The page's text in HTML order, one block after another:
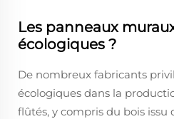
Les panneaux
écologiques ?
De nombreux fabricants
écologiques dans la
flûtés, y compris du bois issu